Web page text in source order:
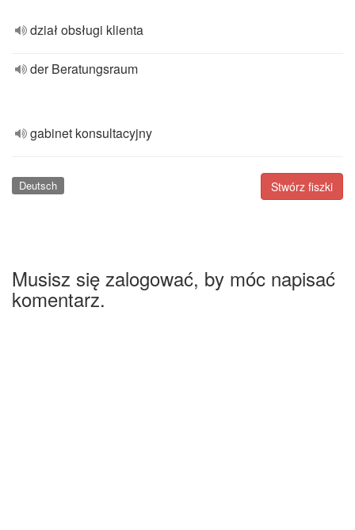
dział obsługi klienta
der Beratungsraum
gabinet konsultacyjny
Stwórz fiszki
Deutsch
Musisz się zalogować, by móc napisać
komentarz.